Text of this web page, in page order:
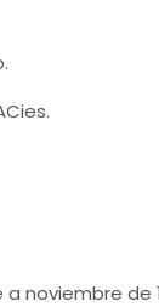
noviembre de